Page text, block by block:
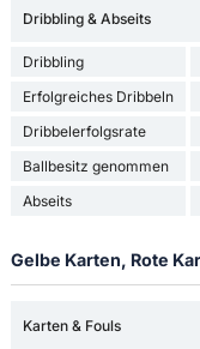
Dribbling & Abseits
Dribbling
Erfolgreiches Dribbeln
Dribbelerfolgsrate
Ballbesitz genommen
Abseits
Gelbe Karten, Rote
Karten & Fouls